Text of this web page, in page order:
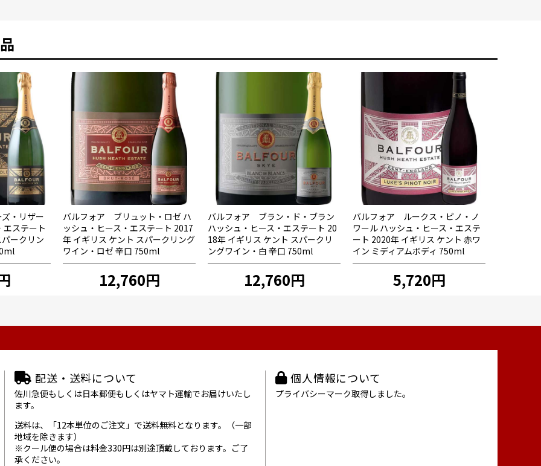
・リザー
エステート
ークリン
バルフォア ブリュット・ロゼ ハ
ッシュ・ヒース・エステート 2017
年 イギリス ケント スパークリング
ワイン・ロゼ 辛口 750ml
12,760円
バルフォア ブラン・ド・ブラン
ハッシュ・ヒース・エステート 20
18年 イギリス ケント スパークリ
ングワイン・白 辛口 750ml
12,760円
バルフォア ルークス・ピノ・ノ
ワール ハッシュ・ヒース・エステ
ート 2020年 イギリス ケント 赤ワ
イン ミディアムボディ 750ml
5,720円
配送・送料について
佐川急便もしくは日本郵便もしくはヤマト運輸でお届けいたし
ます。
送料は、「12本単位のご注文」で送料無料となります。（一部
地域を除きます）
※クール便の場合は料金330円は別途頂戴しております。ご了
承ください。
個人情報について
プライバシーマーク取得しました。